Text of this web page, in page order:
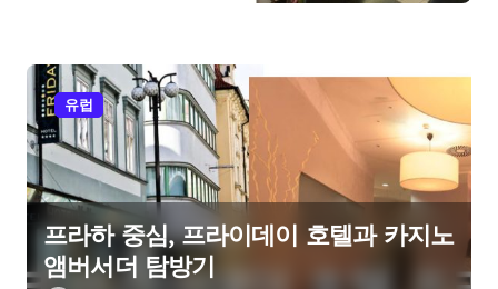
유럽
프라하 중심, 프라이데이 호텔과 카지노
앰버서더 탐방기